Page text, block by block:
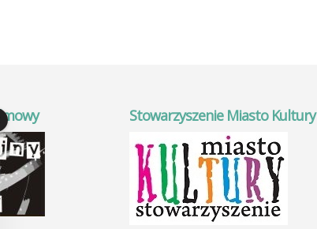
Stowarzyszenie Miasto Kultury